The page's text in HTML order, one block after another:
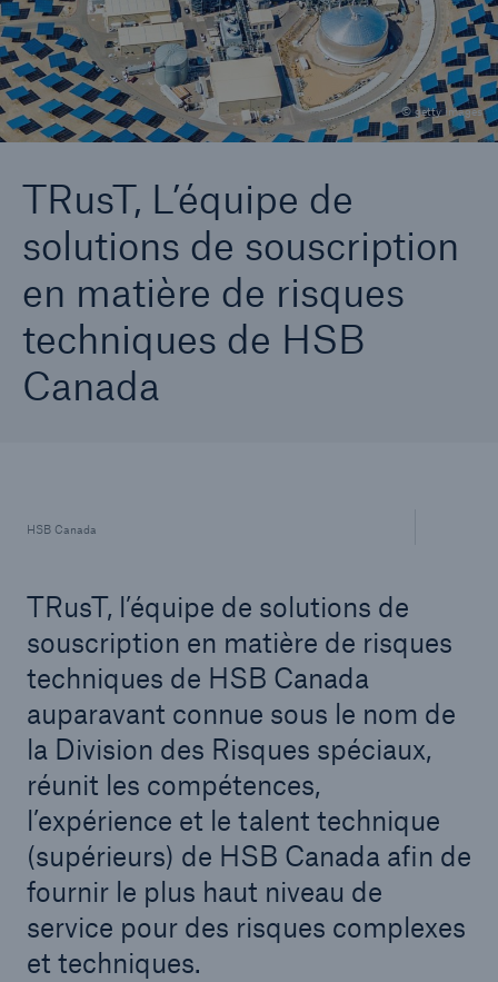
© getty images
TRusT, L’équipe de
solutions de souscription
en matière de risques
techniques de HSB
Canada
HSB Canada
TRusT, l’équipe de solutions de
souscription en matière de risques
techniques de HSB Canada
auparavant connue sous le nom de
la Division des Risques spéciaux,
réunit les compétences,
l’expérience et le talent technique
(supérieurs) de HSB Canada afin de
fournir le plus haut niveau de
service pour des risques complexes
et techniques.
TRusT, l’équipe de solutions de souscription en
matière de risques techniques
Aller à la page
Énergie renouvelable